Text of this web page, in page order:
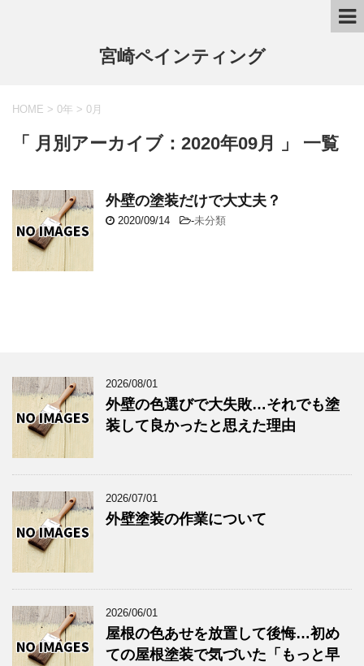
宮崎ペインティング
HOME > 0年 > 0月
「 月別アーカイブ：2020年09月 」 一覧
外壁の塗装だけで大丈夫？
2020/09/14 -未分類
2026/08/01
外壁の色選びで大失敗…それでも塗
装して良かったと思えた理由
2026/07/01
外壁塗装の作業について
2026/06/01
屋根の色あせを放置して後悔…初め
ての屋根塗装で気づいた「もっと早